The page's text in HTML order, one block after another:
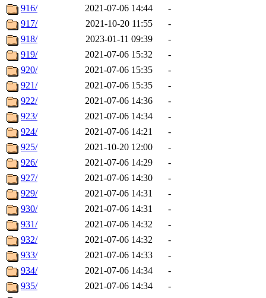
916/
2021-07-06 14:44
-
917/
2021-10-20 11:55
-
918/
2023-01-11 09:39
-
919/
2021-07-06 15:32
-
920/
2021-07-06 15:35
-
921/
2021-07-06 15:35
-
922/
2021-07-06 14:36
-
923/
2021-07-06 14:34
-
924/
2021-07-06 14:21
-
925/
2021-10-20 12:00
-
926/
2021-07-06 14:29
-
927/
2021-07-06 14:30
-
929/
2021-07-06 14:31
-
930/
2021-07-06 14:31
-
931/
2021-07-06 14:32
-
932/
2021-07-06 14:32
-
933/
2021-07-06 14:33
-
934/
2021-07-06 14:34
-
935/
2021-07-06 14:34
-